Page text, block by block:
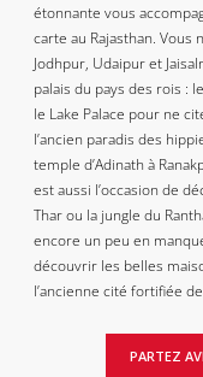
étonnante vous
carte au Rajasthan.
Jodhpur, Udaipur et
palais du pays des rois :
le Lake Palace pour ne
l’ancien paradis des
temple d’Adinath à
est aussi l’occasion de
Thar ou la jungle du
encore un peu en
découvrir les belles
l’ancienne cité fortifiée
PARTEZ